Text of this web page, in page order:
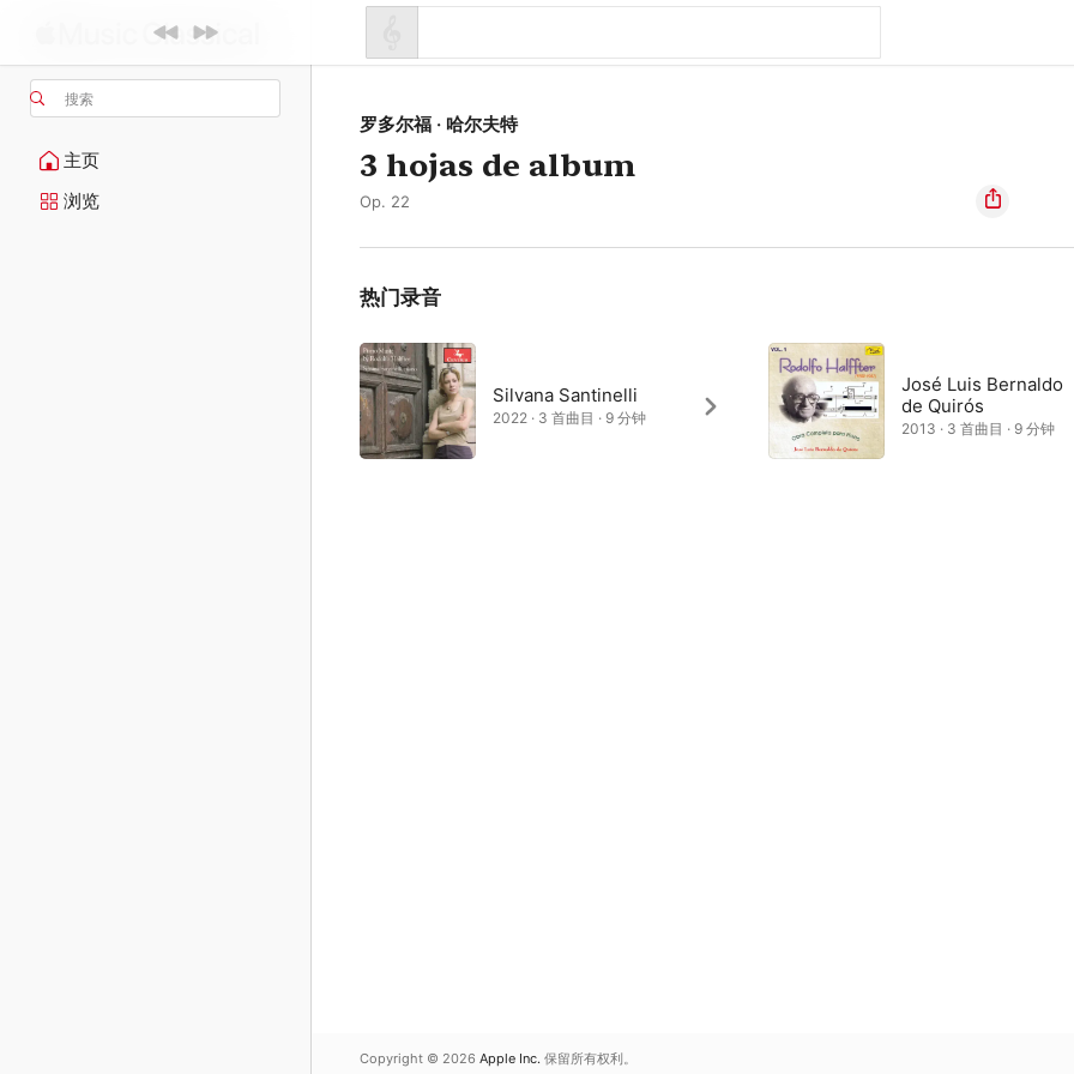
搜索
主页
浏览
罗多尔福 · 哈尔夫特
3 hojas de album
Op. 22
热门录音
Silvana Santinelli
2022 · 3 首曲目 · 9 分钟
José Luis Bernaldo
de Quirós
2013 · 3 首曲目 · 9 分钟
Copyright © 2026 Apple Inc. 保留所有权利。